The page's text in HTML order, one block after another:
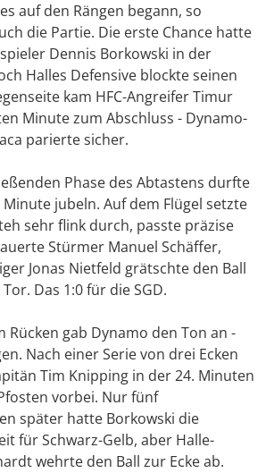
auf den Rängen begann, so
die Partie. Die erste Chance hatte
Dennis Borkowski in der
Halles Defensive blockte seinen
kam HFC-Angreifer Timur
Minute zum Abschluss - Dynamo-
parierte sicher.
Phase des Abtastens durfte
jubeln. Auf dem Flügel setzte
sehr flink durch, passte präzise
Stürmer Manuel Schäffer,
Jonas Nietfeld grätschte den Ball
Das 1:0 für die SGD.
Rücken gab Dynamo den Ton an -
Nach einer Serie von drei Ecken
Tim Knipping in der 24. Minuten
vorbei. Nur fünf
später hatte Borkowski die
für Schwarz-Gelb, aber Halle-
wehrte den Ball zur Ecke ab.